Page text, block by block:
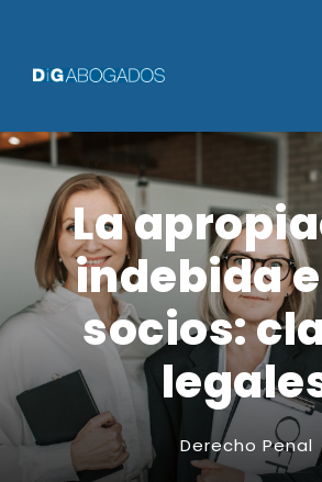
La
indebida
socios:
Derecho Penal